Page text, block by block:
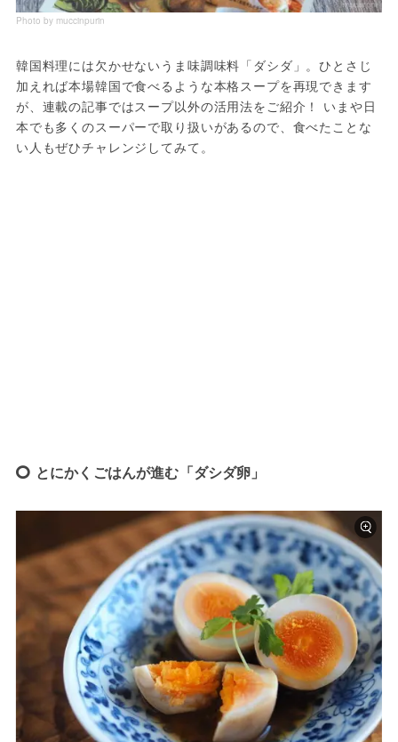
Photo by muccinpurin
韓国料理には欠かせないうま味調味料「ダシダ」。ひとさじ
加えれば本場韓国で食べるような本格スープを再現できます
が、連載の記事ではスープ以外の活用法をご紹介！ いまや日
本でも多くのスーパーで取り扱いがあるので、食べたことな
い人もぜひチャレンジしてみて。
とにかくごはんが進む「ダシダ卵」